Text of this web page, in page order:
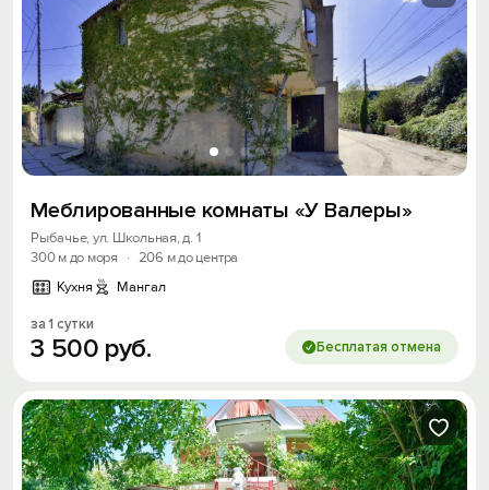
Меблированные комнаты «У Валеры»
Рыбачье, ул. Школьная, д. 1
300 м до моря
· 206 м до центра
Кухня
Мангал
за 1 сутки
3 500 руб. Бесплатая отмена
Вход на сайт